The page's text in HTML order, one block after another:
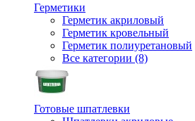
Герметики
Герметик акриловый
Герметик кровельный
Герметик полиуретановый
Все категории (8)
Готовые шпатлевки